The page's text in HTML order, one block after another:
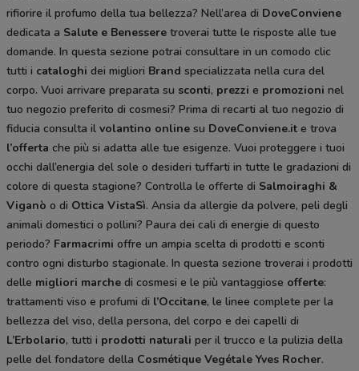
rifiorire il profumo della tua bellezza? Nell’area di DoveConviene
dedicata a Salute e Benessere troverai tutte le risposte alle tue
domande. In questa sezione potrai consultare in un comodo clic
tutti i cataloghi dei migliori Brand specializzata nella cura del
corpo. Vuoi arrivare preparata su sconti, prezzi e promozioni nel
tuo negozio preferito di cosmesi? Prima di recarti al tuo negozio di
fiducia consulta il volantino online su DoveConviene.it e trova
l’offerta che più si adatta alle tue esigenze. Vuoi proteggere i tuoi
occhi dall’energia del sole o desideri tuffarti in tutte le gradazioni di
colore di questa stagione? Controlla le offerte di Salmoiraghi &
Viganò o di Ottica VistaSì. Ansia da allergie da polvere, peli degli
animali domestici o pollini? Paura dei cali di energie di questo
periodo? Farmacrimi offre un ampia scelta di prodotti e sconti
contro ogni disturbo stagionale. In questa sezione troverai i prodotti
delle migliori marche di cosmesi e le più vantaggiose offerte:
trattamenti viso e profumi di l’Occitane, le linee complete per la
bellezza del viso, della persona, del corpo e dei capelli di
L’Erbolario, tutti i prodotti naturali per il trucco e la pulizia della
pelle del fondatore della Cosmétique Vegétale Yves Rocher.